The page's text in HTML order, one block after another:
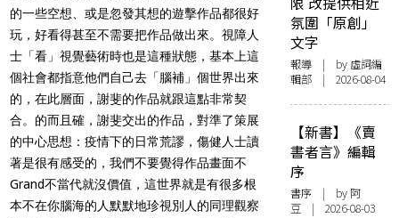
的一些空想、或是忽發其想的遊擊作品都很好
玩，好看得甚至不需要把作品做出來。視障人
士「看」視覺藝術時也是這種狀態，基本上這
個社會都指意他們自己去「腦補」個世界出來
的，在此層面，謝斐的作品就跟這點非常契
合。的而且確，謝斐交出的作品，對準了策展
的中心思想：疫情下的日常荒謬，傷健人士讀
著是很有感受的，我們不要覺得作品畫面不
Grand不當代就沒價值，這世界就是有很多根
本不在你腦海的人默默地珍視別人的同理觀察
氛圍「原創」
文字
報導 | by 虛詞編
輯部 | 2026-08-04
【新書】《賣
書者言》編輯
序
書序 | by 阿
豆 | 2026-08-03